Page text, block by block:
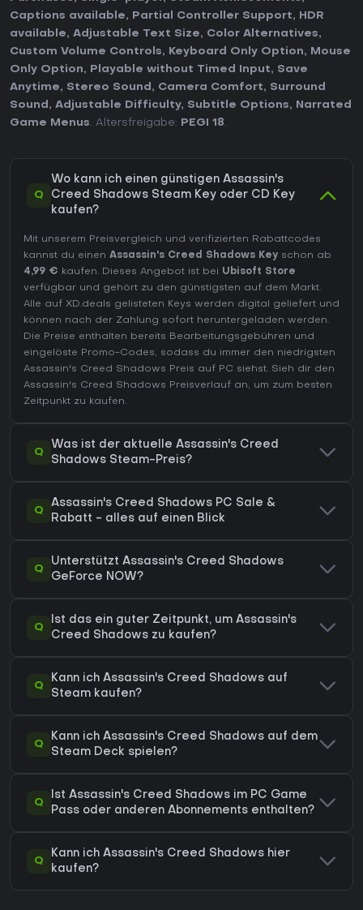
Captions available, Partial Controller Support,
HDR
available, Adjustable Text Size, Color Alternatives,
Custom Volume Controls, Keyboard Only Option,
Mouse
Only Option, Playable without Timed Input, Save
Anytime, Stereo Sound , Camera Comfort, Surround
Sound , Adjustable Difficulty, Subtitle Options,
Narrated
Game Menus. Altersfreigabe: PEGI 18.
Q
Wo kann ich einen günstigen Assassin's
Creed Shadows Steam Key oder CD Key
kaufen?
Mit unserem Preisvergleich und verifizierten Rabattcodes
kannst du einen Assassin's Creed Shadows Key schon ab
4,99 € kaufen. Dieses Angebot ist bei Ubisoft Store
verfügbar und gehört zu den günstigsten auf dem Markt.
Alle auf XD.deals gelisteten Keys werden digital geliefert und
können nach der Zahlung sofort heruntergeladen werden.
Die Preise enthalten bereits Bearbeitungsgebühren und
eingelöste Promo-Codes, sodass du immer den niedrigsten
Assassin's Creed Shadows Preis auf PC siehst. Sieh dir den
Assassin's Creed Shadows Preisverlauf an, um zum besten
Zeitpunkt zu kaufen.
Q
Was ist der aktuelle Assassin's Creed
Shadows Steam-Preis?
Q
Assassin's Creed Shadows PC Sale &
Rabatt - alles auf einen Blick
Q
Unterstützt Assassin's Creed Shadows
GeForce NOW?
Q
Ist das ein guter Zeitpunkt, um Assassin's
Creed Shadows zu kaufen?
Q
Kann ich Assassin's Creed Shadows auf
Steam kaufen?
Q
Kann ich Assassin's Creed Shadows auf dem
Steam Deck spielen?
Q
Ist Assassin's Creed Shadows im PC Game
Pass oder anderen Abonnements enthalten?
Q
Kann ich Assassin's Creed Shadows hier
kaufen?